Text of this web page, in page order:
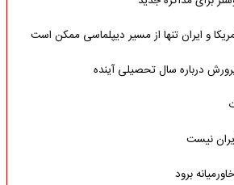
و ایران تنها از مسیر دیپلماسی ممکن است
درباره سال تحصیلی آینده
نیست
برود